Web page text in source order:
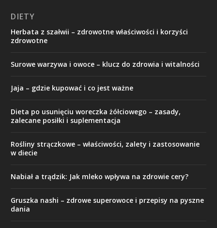
DIETY
Herbata z szałwii – zdrowotne właściwości i korzyści
zdrowotne
Surowe warzywa i owoce – klucz do zdrowia i witalności
Jaja – gdzie kupować i co jest ważne
Dieta po usunięciu woreczka żółciowego – zasady,
zalecane posiłki i suplementacja
Rośliny strączkowe – właściwości, zalety i zastosowanie
w diecie
Nabiał a trądzik: Jak mleko wpływa na zdrowie cery?
Gruszka nashi – zdrowe superowoce i przepisy na pyszne
dania